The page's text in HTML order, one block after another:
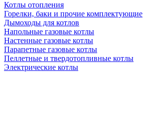
Котлы отопления
Горелки, баки и прочие комплектующие
Дымоходы для котлов
Напольные газовые котлы
Настенные газовые котлы
Парапетные газовые котлы
Пеллетные и твердотопливные котлы
Электрические котлы